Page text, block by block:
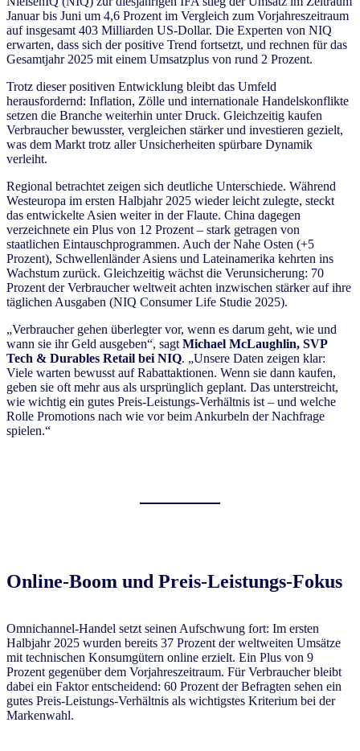
Januar bis Juni um 4,6 Prozent im Vergleich zum Vorjahreszeitraum
auf insgesamt 403 Milliarden US-Dollar. Die Experten von NIQ
erwarten, dass sich der positive Trend fortsetzt, und rechnen für das
Gesamtjahr 2025 mit einem Umsatzplus von rund 2 Prozent.
Trotz dieser positiven Entwicklung bleibt das Umfeld
herausfordernd: Inflation, Zölle und internationale Handelskonflikte
setzen die Branche weiterhin unter Druck. Gleichzeitig kaufen
Verbraucher bewusster, vergleichen stärker und investieren gezielt,
was dem Markt trotz aller Unsicherheiten spürbare Dynamik
verleiht.
Regional betrachtet zeigen sich deutliche Unterschiede. Während
Westeuropa im ersten Halbjahr 2025 wieder leicht zulegte, steckt
das entwickelte Asien weiter in der Flaute. China dagegen
verzeichnete ein Plus von 12 Prozent – stark getragen von
staatlichen Eintauschprogrammen. Auch der Nahe Osten (+5
Prozent), Schwellenländer Asiens und Lateinamerika kehrten ins
Wachstum zurück. Gleichzeitig wächst die Verunsicherung: 70
Prozent der Verbraucher weltweit achten inzwischen stärker auf ihre
täglichen Ausgaben (NIQ Consumer Life Studie 2025).
„Verbraucher gehen überlegter vor, wenn es darum geht, wie und
wann sie ihr Geld ausgeben“, sagt Michael McLaughlin, SVP
Tech & Durables Retail bei NIQ. „Unsere Daten zeigen klar:
Viele warten bewusst auf Rabattaktionen. Wenn sie dann kaufen,
geben sie oft mehr aus als ursprünglich geplant. Das unterstreicht,
wie wichtig ein gutes Preis-Leistungs-Verhältnis ist – und welche
Rolle Promotions nach wie vor beim Ankurbeln der Nachfrage
spielen.“
Online-Boom und Preis-Leistungs-Fokus
Omnichannel-Handel setzt seinen Aufschwung fort: Im ersten
Halbjahr 2025 wurden bereits 37 Prozent der weltweiten Umsätze
mit technischen Konsumgütern online erzielt. Ein Plus von 9
Prozent gegenüber dem Vorjahreszeitraum. Für Verbraucher bleibt
dabei ein Faktor entscheidend: 60 Prozent der Befragten sehen ein
gutes Preis-Leistungs-Verhältnis als wichtigstes Kriterium bei der
Markenwahl.